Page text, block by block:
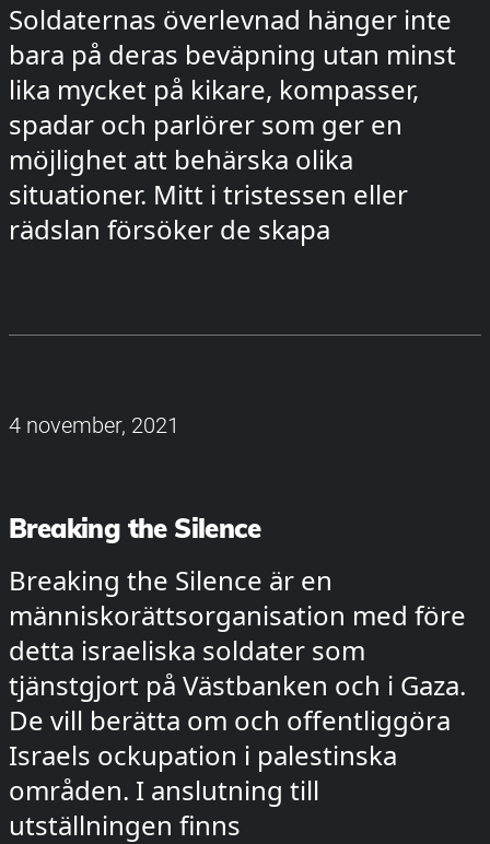
Soldaternas överlevnad hänger inte
bara på deras beväpning utan minst
lika mycket på kikare, kompasser,
spadar och parlörer som ger en
möjlighet att behärska olika
situationer. Mitt i tristessen eller
rädslan försöker de skapa
4 november, 2021
Breaking the Silence
Breaking the Silence är en
människorättsorganisation med före
detta israeliska soldater som
tjänstgjort på Västbanken och i Gaza.
De vill berätta om och offentliggöra
Israels ockupation i palestinska
områden. I anslutning till
utställningen finns